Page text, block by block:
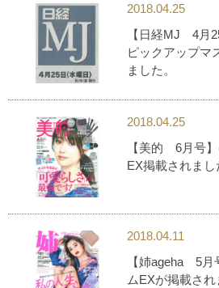
2018.04.25
【日経MJ 4月
ピックアップマ
ました。
2018.04.25
【美的 6月号
EX掲載されまし
2018.04.11
【姉ageha 5月
ムEXが掲載され